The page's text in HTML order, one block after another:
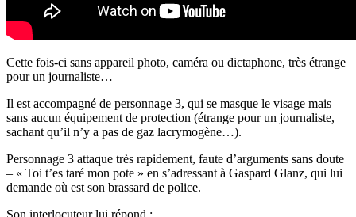
Cette fois-ci sans appareil photo, caméra ou dictaphone, très étrange
pour un journaliste…
Il est accompagné de personnage 3, qui se masque le visage mais
sans aucun équipement de protection (étrange pour un journaliste,
sachant qu’il n’y a pas de gaz lacrymogène…).
Personnage 3 attaque très rapidement, faute d’arguments sans doute
– « Toi t’es taré mon pote » en s’adressant à Gaspard Glanz, qui lui
demande où est son brassard de police.